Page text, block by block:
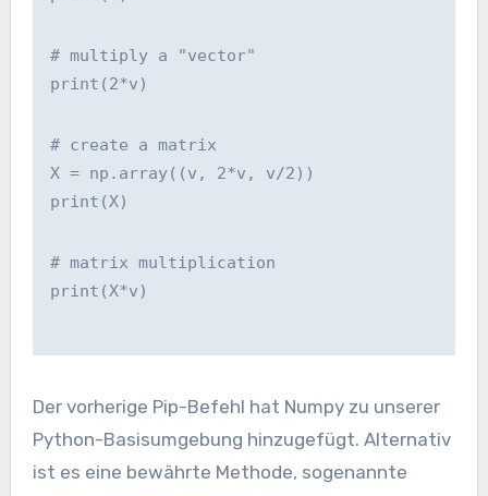
# multiply a "vector"
print(2*v)
# create a matrix
X = np.array((v, 2*v, v/2))
print(X)
# matrix multiplication
print(X*v)
Der vorherige Pip-Befehl hat Numpy zu unserer
Python-Basisumgebung hinzugefügt. Alternativ
ist es eine bewährte Methode, sogenannte